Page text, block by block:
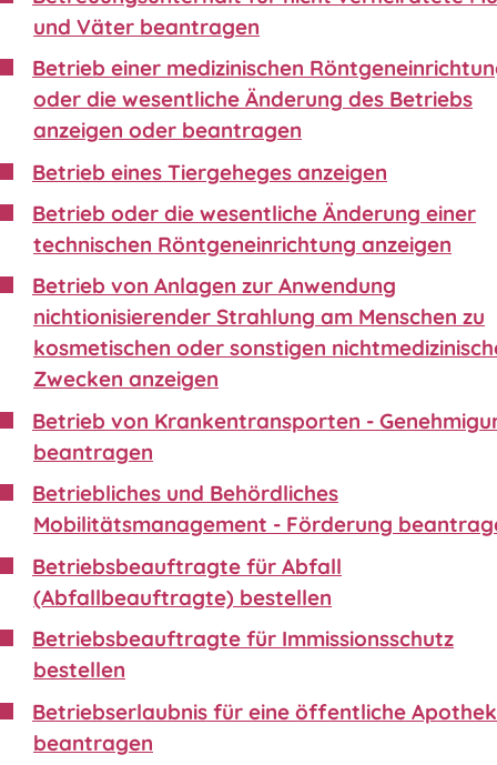
und Väter beantragen
Betrieb einer medizinischen
oder die wesentliche Änderung des Betriebs
anzeigen oder beantragen
Betrieb eines Tiergeheges anzeigen
Betrieb oder die wesentliche Änderung einer
technischen Röntgeneinrichtung anzeigen
Betrieb von Anlagen zur Anwendung
nichtionisierender Strahlung am Menschen zu
kosmetischen oder sonstigen
Zwecken anzeigen
Betrieb von Krankentransporten -
beantragen
Betriebliches und Behördliches
Mobilitätsmanagement - Förderung
Betriebsbeauftragte für Abfall
(Abfallbeauftragte) bestellen
Betriebsbeauftragte für Immissionsschutz
bestellen
Betriebserlaubnis für eine öffentliche
beantragen